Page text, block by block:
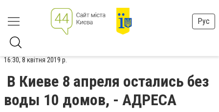
Рус
16:30, 8 квітня 2019 р.
В Киеве 8 апреля остались без
воды 10 домов, - АДРЕСА